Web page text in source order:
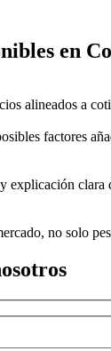
en
alineados a
factores
explicación clara
no solo